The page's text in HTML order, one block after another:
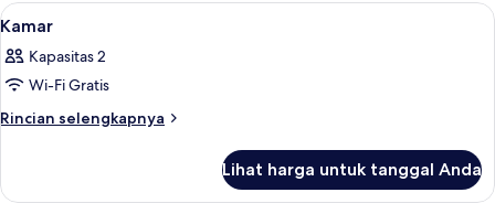
Lihat
semua
foto
untuk
Kamar
Seprai premium, brankas, meja
10
Kamar
Kapasitas 2
Wi-Fi Gratis
Rincian selengkapnya
Rincian
Kamar
Lihat harga untuk tanggal Anda